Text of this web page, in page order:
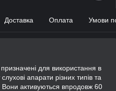
Доставка Оплата Умови
призначені для використання в
апарати різних типів та
активуються впродовж 60